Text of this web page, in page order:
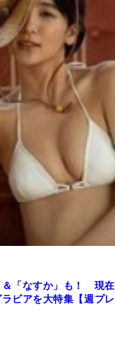
＆「なすか」も！ 現在
ビアを大特集【週プレ